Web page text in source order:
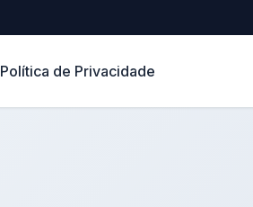
Política de Privacidade